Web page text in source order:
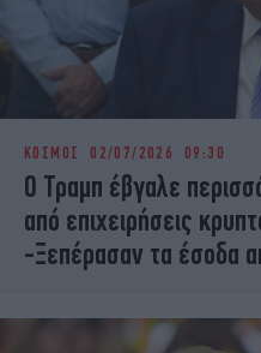
ΚΟΣΜΟΣ 02/07/2026 09:30
Ο Τραμπ έβγαλε
από επιχειρήσεις
-Ξεπέρασαν τα έσοδα